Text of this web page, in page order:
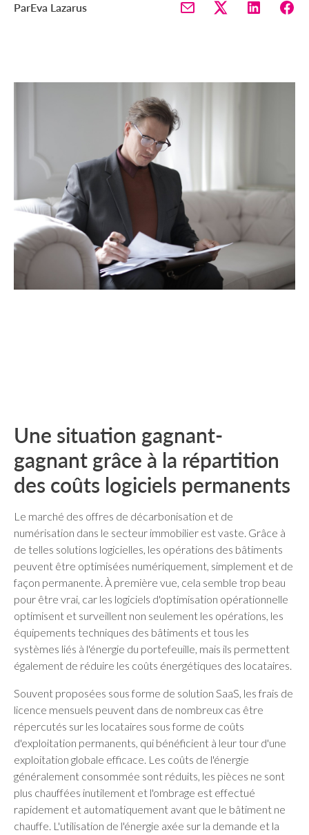
ParEva Lazarus
Une situation gagnant-
gagnant grâce à la répartition
des coûts logiciels permanents
Le marché des offres de décarbonisation et de
numérisation dans le secteur immobilier est vaste. Grâce à
de telles solutions logicielles, les opérations des bâtiments
peuvent être optimisées numériquement, simplement et de
façon permanente. À première vue, cela semble trop beau
pour être vrai, car les logiciels d'optimisation opérationnelle
optimisent et surveillent non seulement les opérations, les
équipements techniques des bâtiments et tous les
systèmes liés à l'énergie du portefeuille, mais ils permettent
également de réduire les coûts énergétiques des locataires.
Souvent proposées sous forme de solution SaaS, les frais de
licence mensuels peuvent dans de nombreux cas être
répercutés sur les locataires sous forme de coûts
d'exploitation permanents, qui bénéficient à leur tour d'une
exploitation globale efficace. Les coûts de l'énergie
généralement consommée sont réduits, les pièces ne sont
plus chauffées inutilement et l'ombrage est effectué
rapidement et automatiquement avant que le bâtiment ne
chauffe. L'utilisation de l'énergie axée sur la demande et la